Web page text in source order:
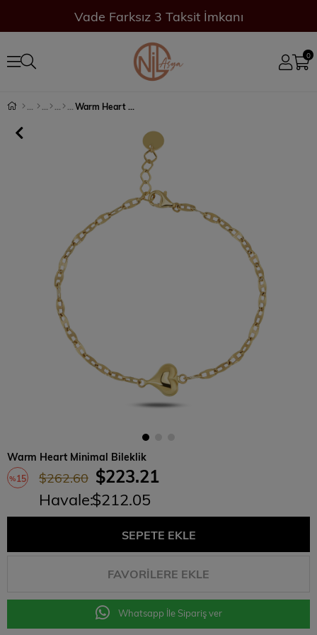
Vade Farksız 3 Taksit İmkanı
0
Warm Heart Minimal Bileklik
Warm Heart Minimal Bileklik
%15 $262.60 $223.21
Havale:$212.05
FAVORILERE EKLE
Whatsapp İle Sipariş ver